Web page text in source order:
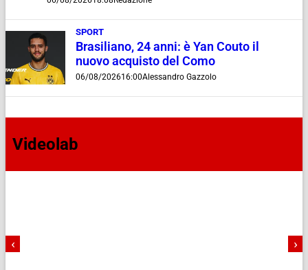
SPORT
Brasiliano, 24 anni: è Yan Couto il
nuovo acquisto del Como
06/08/202616:00Alessandro Gazzolo
Videolab
‹ ›